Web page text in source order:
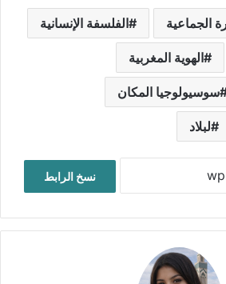
الجماعية الفلسفة الإنسانية
الهوية المغربية
سوسيولوجيا المكان
لبلاد
نسخ الرابط